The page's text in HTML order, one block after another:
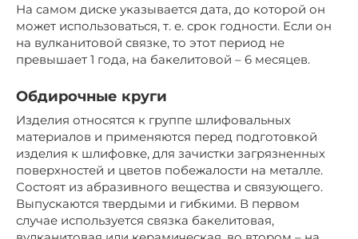
На самом диске указывается дата, до которой он
может использоваться, т. е. срок годности. Если он
на вулканитовой связке, то этот период не
превышает 1 года, на бакелитовой – 6 месяцев.
Обдирочные круги
Изделия относятся к группе шлифовальных
материалов и применяются перед подготовкой
изделия к шлифовке, для зачистки загрязненных
поверхностей и цветов побежалости на металле.
Состоят из абразивного вещества и связующего.
Выпускаются твердыми и гибкими. В первом
случае используется связка бакелитовая,